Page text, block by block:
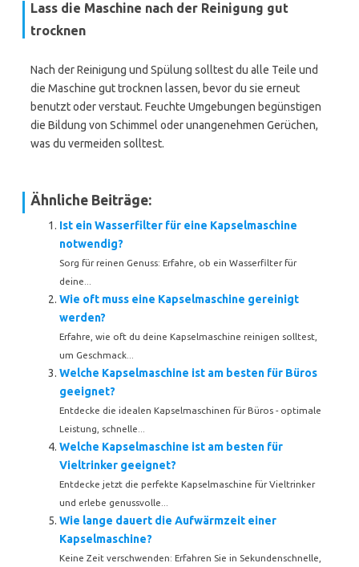
Lass die Maschine nach der Reinigung gut
trocknen
Nach der Reinigung und Spülung solltest du alle Teile und
die Maschine gut trocknen lassen, bevor du sie erneut
benutzt oder verstaut. Feuchte Umgebungen begünstigen
die Bildung von Schimmel oder unangenehmen Gerüchen,
was du vermeiden solltest.
Ähnliche Beiträge:
Ist ein Wasserfilter für eine Kapselmaschine
notwendig?
Sorg für reinen Genuss: Erfahre, ob ein Wasserfilter für
deine...
Wie oft muss eine Kapselmaschine gereinigt
werden?
Erfahre, wie oft du deine Kapselmaschine reinigen solltest,
um Geschmack...
Welche Kapselmaschine ist am besten für Büros
geeignet?
Entdecke die idealen Kapselmaschinen für Büros - optimale
Leistung, schnelle...
Welche Kapselmaschine ist am besten für
Vieltrinker geeignet?
Entdecke jetzt die perfekte Kapselmaschine für Vieltrinker
und erlebe genussvolle...
Wie lange dauert die Aufwärmzeit einer
Kapselmaschine?
Keine Zeit verschwenden: Erfahren Sie in Sekundenschnelle,